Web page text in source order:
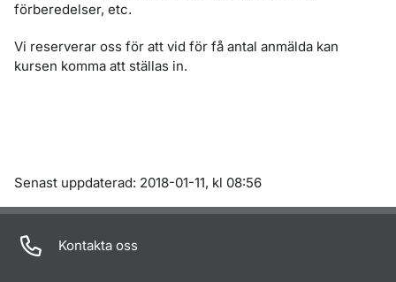
förberedelser, etc.
Vi reserverar oss för att vid för få antal anmälda kan
kursen komma att ställas in.
Om sidan
Senast uppdaterad: 2018-01-11, kl 08:56
Kontakta oss